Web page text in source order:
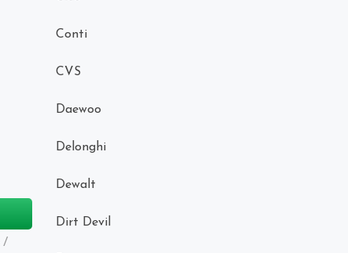
/
Conti
CVS
Daewoo
Delonghi
Dewalt
Dirt Devil